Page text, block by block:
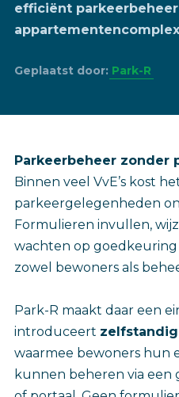
efficiënt
Geplaatst door: Park-R
‎Parkeerbeheer zonder
Binnen veel VvE’s kost
parkeergelegenheden
Formulieren invullen,
wachten op
zowel bewoners als
Park-R maakt daar een
introduceert
waarmee bewoners hun
kunnen beheren via een